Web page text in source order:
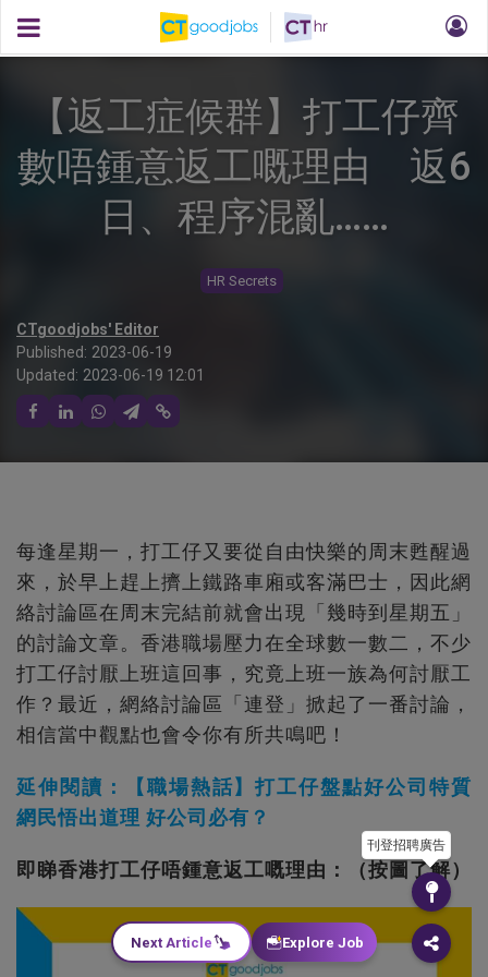
【返工症候群】打工仔齊
數唔鍾意返工嘅理由 返6
日、程序混亂……
HR Secrets
CTgoodjobs' Editor
Published: 2023-06-19
Updated: 2023-06-19 12:01
每逢星期一，打工仔又要從自由快樂的周末甦醒過
來，於早上趕上擠上鐵路車廂或客滿巴士，因此網
絡討論區在周末完結前就會出現「幾時到星期五」
的討論文章。香港職場壓力在全球數一數二，不少
打工仔討厭上班這回事，究竟上班一族為何討厭工
作？最近，網絡討論區「連登」掀起了一番討論，
相信當中觀點也會令你有所共鳴吧！
延伸閱讀：【職場熱話】打工仔盤點好公司特質
網民悟出道理 好公司必有？
即睇香港打工仔唔鍾意返工嘅理由：（按圖了解）
刊登招聘廣告
Next Article Explore Job